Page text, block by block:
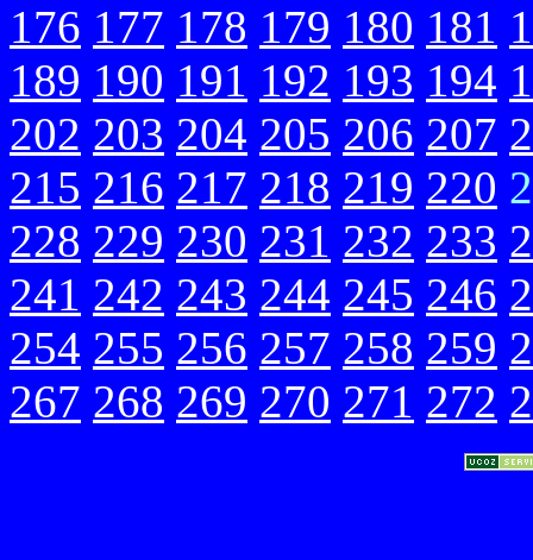
176 177 178 179 180 181
189 190 191 192 193 194
202 203 204 205 206 207
215 216 217 218 219 220
228 229 230 231 232 233
241 242 243 244 245 246
254 255 256 257 258 259
267 268 269 270 271 272